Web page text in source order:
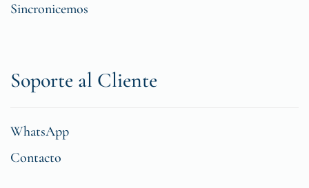
Sincronicemos
Soporte al Cliente
WhatsApp
Contacto